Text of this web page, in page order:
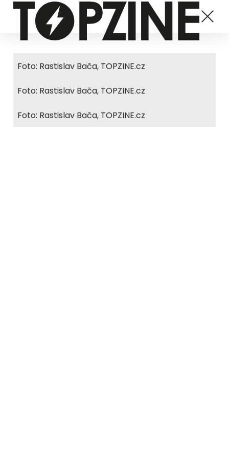
Foto: Rastislav Bača, TOPZINE.cz
Foto: Rastislav Bača, TOPZINE.cz
Foto: Rastislav Bača, TOPZINE.cz